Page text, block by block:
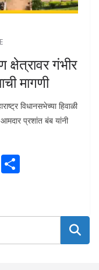
क्षेत्रावर गंभीर
मागणी
विधानसभेच्या हिवाळी
प्रशांत बंब यांनी
M
e